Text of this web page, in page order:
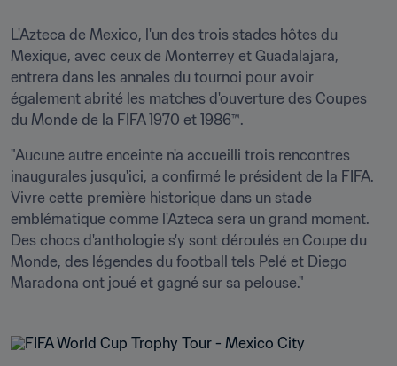
L'Azteca de Mexico, l'un des trois stades hôtes du
Mexique, avec ceux de Monterrey et Guadalajara,
entrera dans les annales du tournoi pour avoir
également abrité les matches d'ouverture des Coupes
du Monde de la FIFA 1970 et 1986™.
"Aucune autre enceinte n'a accueilli trois rencontres
inaugurales jusqu'ici, a confirmé le président de la FIFA.
Vivre cette première historique dans un stade
emblématique comme l'Azteca sera un grand moment.
Des chocs d'anthologie s'y sont déroulés en Coupe du
Monde, des légendes du football tels Pelé et Diego
Maradona ont joué et gagné sur sa pelouse."